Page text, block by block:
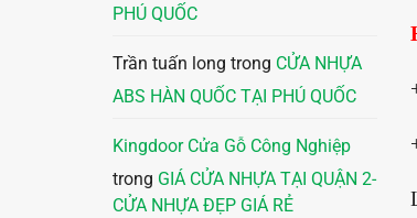
PHÚ QUỐC
Trần tuấn long trong CỬA NHỰA
ABS HÀN QUỐC TẠI PHÚ QUỐC
Kingdoor Cửa Gỗ Công Nghiệp
trong GIÁ CỬA NHỰA TẠI QUẬN 2-
CỬA NHỰA ĐẸP GIÁ RẺ